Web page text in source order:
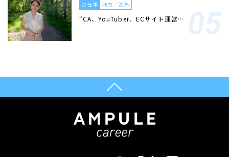
お仕事 地方／海外
“CA、YouTuber、ECサイト運営…